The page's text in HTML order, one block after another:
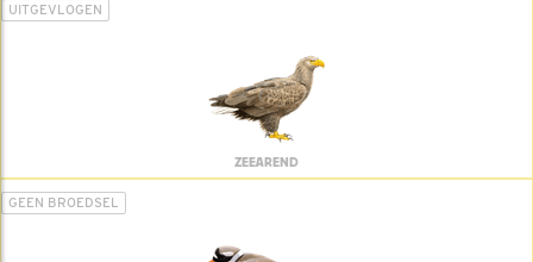
UITGEVLOGEN
ZEEAREND
GEEN BROEDSEL